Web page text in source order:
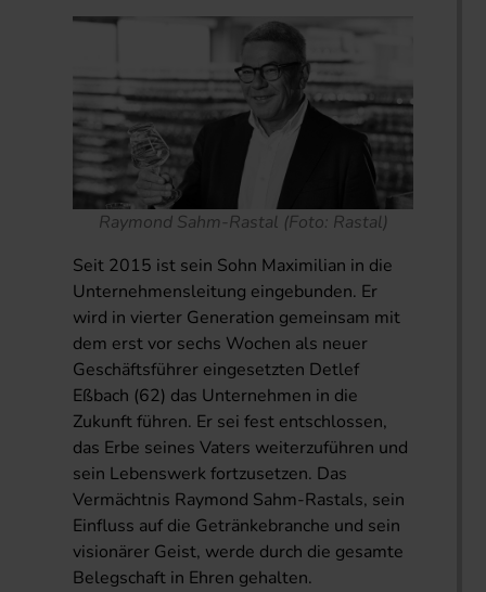
Raymond Sahm-Rastal (Foto: Rastal)
Seit 2015 ist sein Sohn Maximilian in die
Unternehmensleitung eingebunden. Er
wird in vierter Generation gemeinsam mit
dem erst vor sechs Wochen als neuer
Geschäftsführer eingesetzten Detlef
Eßbach (62) das Unternehmen in die
Zukunft führen. Er sei fest entschlossen,
das Erbe seines Vaters weiterzuführen und
sein Lebenswerk fortzusetzen. Das
Vermächtnis Raymond Sahm-Rastals, sein
Einfluss auf die Getränkebranche und sein
visionärer Geist, werde durch die gesamte
Belegschaft in Ehren gehalten.